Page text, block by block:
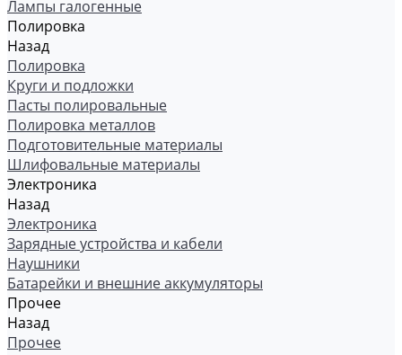
Лампы галогенные
Полировка
Назад
Полировка
Круги и подложки
Пасты полировальные
Полировка металлов
Подготовительные материалы
Шлифовальные материалы
Электроника
Назад
Электроника
Зарядные устройства и кабели
Наушники
Батарейки и внешние аккумуляторы
Прочее
Назад
Прочее